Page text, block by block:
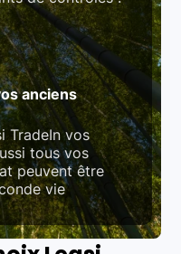
anciens
TradeIn vos
tous vos
peuvent être
vie